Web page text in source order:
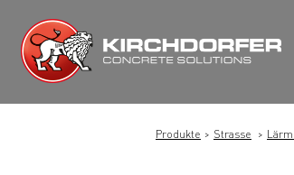
Inhalt
springen
Produkte Strasse